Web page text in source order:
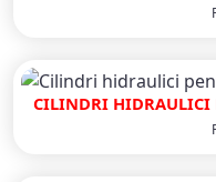
CILINDRI HIDRAULICI